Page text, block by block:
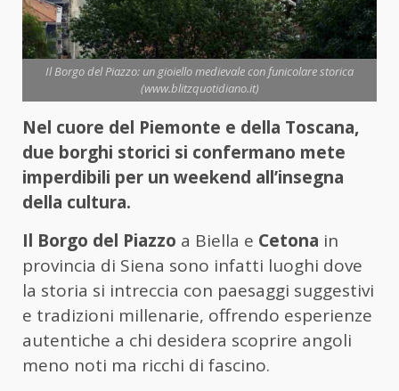
Il Borgo del Piazzo: un gioiello medievale con funicolare storica
(www.blitzquotidiano.it)
Nel cuore del Piemonte e della Toscana,
due borghi storici si confermano mete
imperdibili per un weekend all’insegna
della cultura.
Il Borgo del Piazzo a Biella e Cetona in
provincia di Siena sono infatti luoghi dove
la storia si intreccia con paesaggi suggestivi
e tradizioni millenarie, offrendo esperienze
autentiche a chi desidera scoprire angoli
meno noti ma ricchi di fascino.